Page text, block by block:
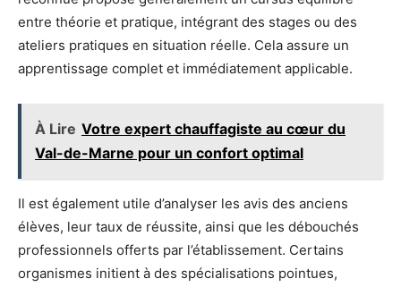
entre théorie et pratique, intégrant des stages ou des
ateliers pratiques en situation réelle. Cela assure un
apprentissage complet et immédiatement applicable.
À Lire Votre expert chauffagiste au cœur du
Val-de-Marne pour un confort optimal
Il est également utile d’analyser les avis des anciens
élèves, leur taux de réussite, ainsi que les débouchés
professionnels offerts par l’établissement. Certains
organismes initient à des spécialisations pointues,